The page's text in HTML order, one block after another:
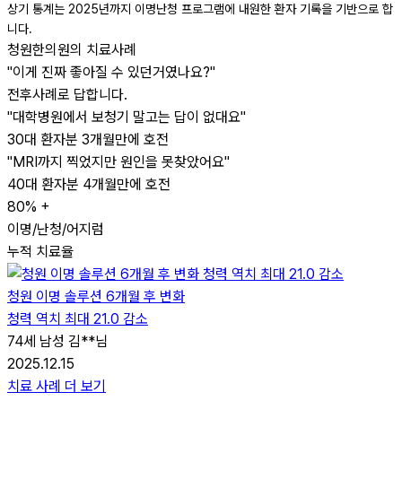
상기 통계는 2025년까지 이명난청 프로그램에 내원한 환자 기록을 기반으로 합
니다.
청원한의원의 치료사례
"이게 진짜 좋아질 수 있던거였나요?"
전후사례로 답합니다.
"대학병원에서 보청기 말고는 답이 없대요"
30대 환자분 3개월만에 호전
"MRI까지 찍었지만 원인을 못찾았어요"
40대 환자분 4개월만에 호전
80% +
이명/난청/어지럼
누적 치료율
청원 이명 솔루션 6개월 후 변화
청력 역치 최대 21.0 감소
74세 남성 김**님
2025.12.15
치료 사례 더 보기